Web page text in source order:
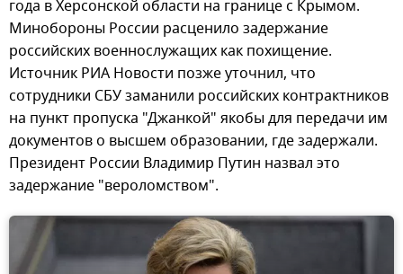
года в Херсонской области на границе с Крымом.
Минобороны России расценило задержание
российских военнослужащих как похищение.
Источник РИА Новости позже уточнил, что
сотрудники СБУ заманили российских контрактников
на пункт пропуска "Джанкой" якобы для передачи им
документов о высшем образовании, где задержали.
Президент России Владимир Путин назвал это
задержание "вероломством".